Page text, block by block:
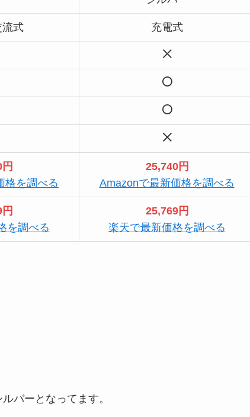
流式 充電式
格を調べる
25,740円
Amazonで最新価格を調べる
を調べる
25,769円
楽天で最新価格を調べる
バーとなってます。